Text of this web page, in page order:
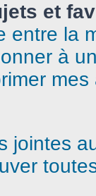
et
entre la
à
jointes